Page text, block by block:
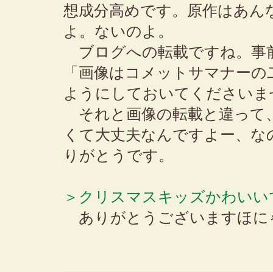
想成分高めです。原作はあ
よ。ないのよ。
ブログへの転載ですね。事
「画像はコメットサマナー
ようにしておいてくださいま
それと画像の転載と違って
くて大丈夫なんですよー、
りがとうです。
＞クリスマスキッズかわい
ありがとうございますほに